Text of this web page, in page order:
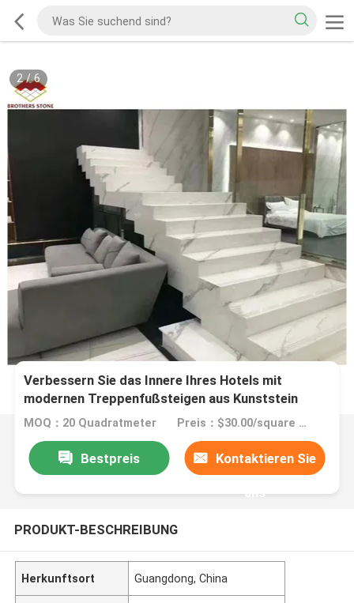
2/6
Verbessern Sie das Innere Ihres Hotels mit
modernen Treppenfußsteigen aus Kunststein
MOQ：20 Quadratmeter Preis：$30.00/square meters 20-199 square meters
Bestpreis Kontaktieren Sie
uns
PRODUKT-BESCHREIBUNG
Herkunftsort Guangdong, China